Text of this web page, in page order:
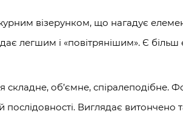
візерунком, що нагадує
легшим і «повітрянішим». Є
об’ємне, спіралеподібне.
Виглядає витончено